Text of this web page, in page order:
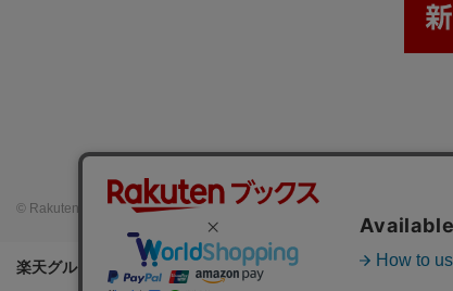
© Rakuten Group, Inc.
楽天グループ